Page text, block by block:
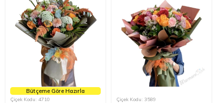
Bütçeme Göre Hazırla
Çiçek Kodu: 4710 Çiçek Kodu: 3589